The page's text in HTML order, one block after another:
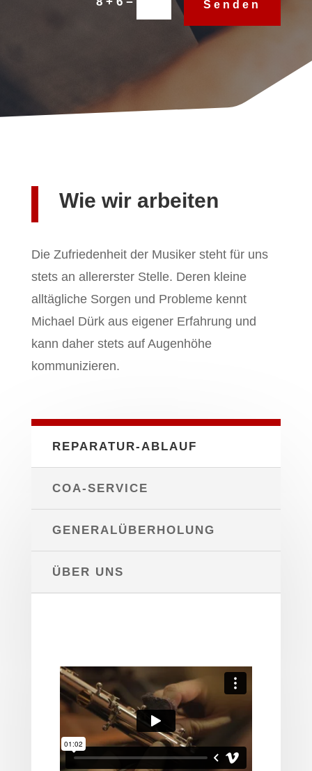
Senden
Wie wir arbeiten
Die Zufriedenheit der Musiker steht für uns
stets an allererster Stelle. Deren kleine
alltägliche Sorgen und Probleme kennt
Michael Dürk aus eigener Erfahrung und
kann daher stets auf Augenhöhe
kommunizieren.
REPARATUR-ABLAUF
COA-SERVICE
GENERALÜBERHOLUNG
ÜBER UNS